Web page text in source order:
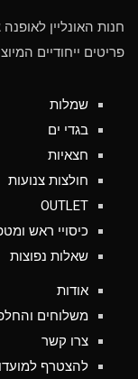
חנות האונליין
פריטים ייחודיים
שמלות
בגדי ים
חצאיות
חולצות צנועות
OUTLET
כיסויי ראש
שאלות נפוצות
אודות
משלוחים
צרו קשר
להצטרף